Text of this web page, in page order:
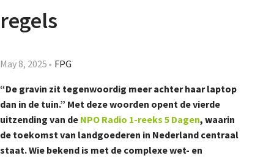
regels
May 8, 2025 FPG
“De gravin zit tegenwoordig meer achter haar laptop
dan in de tuin.” Met deze woorden opent de vierde
uitzending van de NPO Radio 1-reeks 5 Dagen, waarin
de toekomst van landgoederen in Nederland centraal
staat. Wie bekend is met de complexe wet- en
Provincies